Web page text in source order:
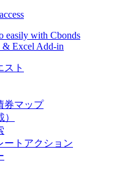
easily with Cbonds
& Excel Add-in
スト
券マップ
ートアクション